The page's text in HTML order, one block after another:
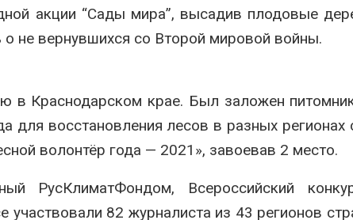
акции “Сады мира”, высадив плодовые
не вернувшихся со Второй мировой войны.
в Краснодарском крае. Был заложен
восстановления лесов в разных регионах
волонтёр года — 2021», завоевав 2 место.
РусКлиматФондом, Всероссийский
участвовали 82 журналиста из 43 регионов
из воздуха с помощью
ветра
Авг 7, 2026